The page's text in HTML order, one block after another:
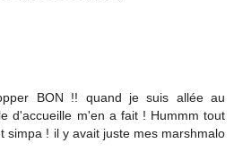
BON !! quand je suis allée au
d'accueille m'en a fait ! Hummm tout
simpa ! il y avait juste mes marshmalo